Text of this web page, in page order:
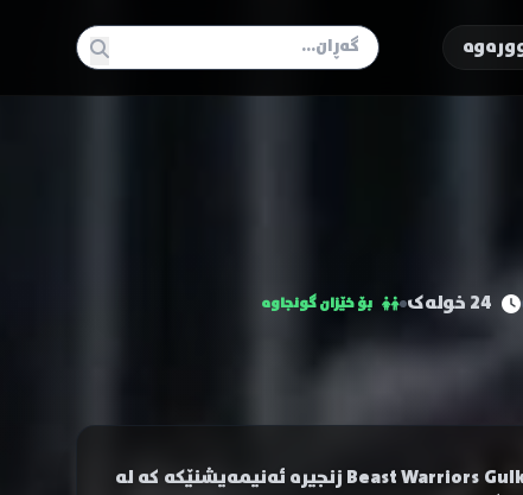
24 خولەک بۆ خێزان گونجاوە
Juusenshi Gulkeeva ناسراوە بە Wild Knights Gulkeeva و Beast Warriors Gulkeeva زنجیرە ئەنیمەیشنێکە کە لە